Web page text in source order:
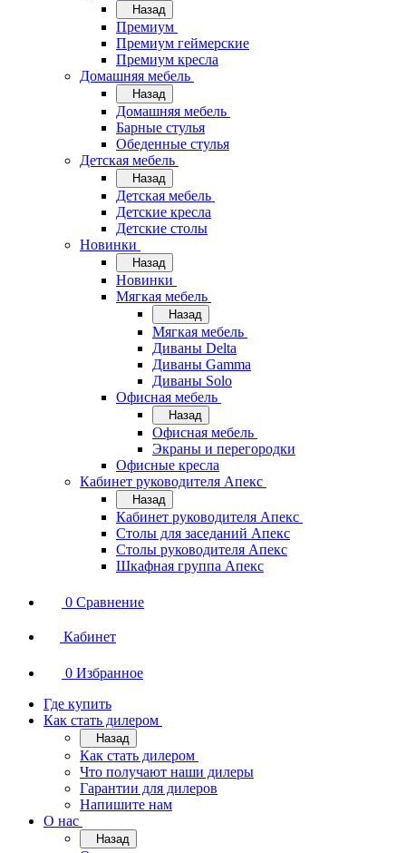
Назад
Премиум
Премиум геймерские
Премиум кресла
Домашняя мебель
Назад
Домашняя мебель
Барные стулья
Обеденные стулья
Детская мебель
Назад
Детская мебель
Детские кресла
Детские столы
Новинки
Назад
Новинки
Мягкая мебель
Назад
Мягкая мебель
Диваны Delta
Диваны Gamma
Диваны Solo
Офисная мебель
Назад
Офисная мебель
Экраны и перегородки
Офисные кресла
Кабинет руководителя Апекс
Назад
Кабинет руководителя Апекс
Столы для заседаний Апекс
Столы руководителя Апекс
Шкафная группа Апекс
0 Сравнение
Кабинет
0 Избранное
Где купить
Как стать дилером
Назад
Как стать дилером
Что получают наши дилеры
Гарантии для дилеров
Напишите нам
О нас
Назад